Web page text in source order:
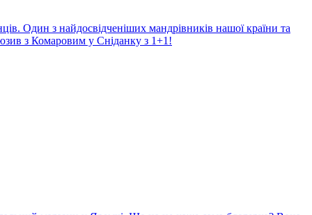
Один з найдосвідченіших мандрівників нашої країни та
з Комаровим у Сніданку з 1+1!